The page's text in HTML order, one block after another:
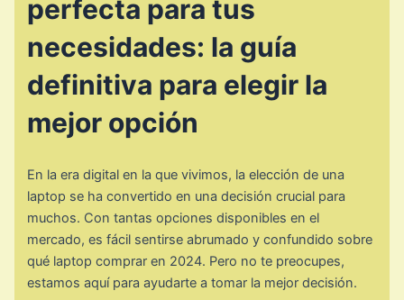
perfecta para tus
necesidades: la guía
definitiva para elegir la
mejor opción
En la era digital en la que vivimos, la elección de una
laptop se ha convertido en una decisión crucial para
muchos. Con tantas opciones disponibles en el
mercado, es fácil sentirse abrumado y confundido sobre
qué laptop comprar en 2024. Pero no te preocupes,
estamos aquí para ayudarte a tomar la mejor decisión.